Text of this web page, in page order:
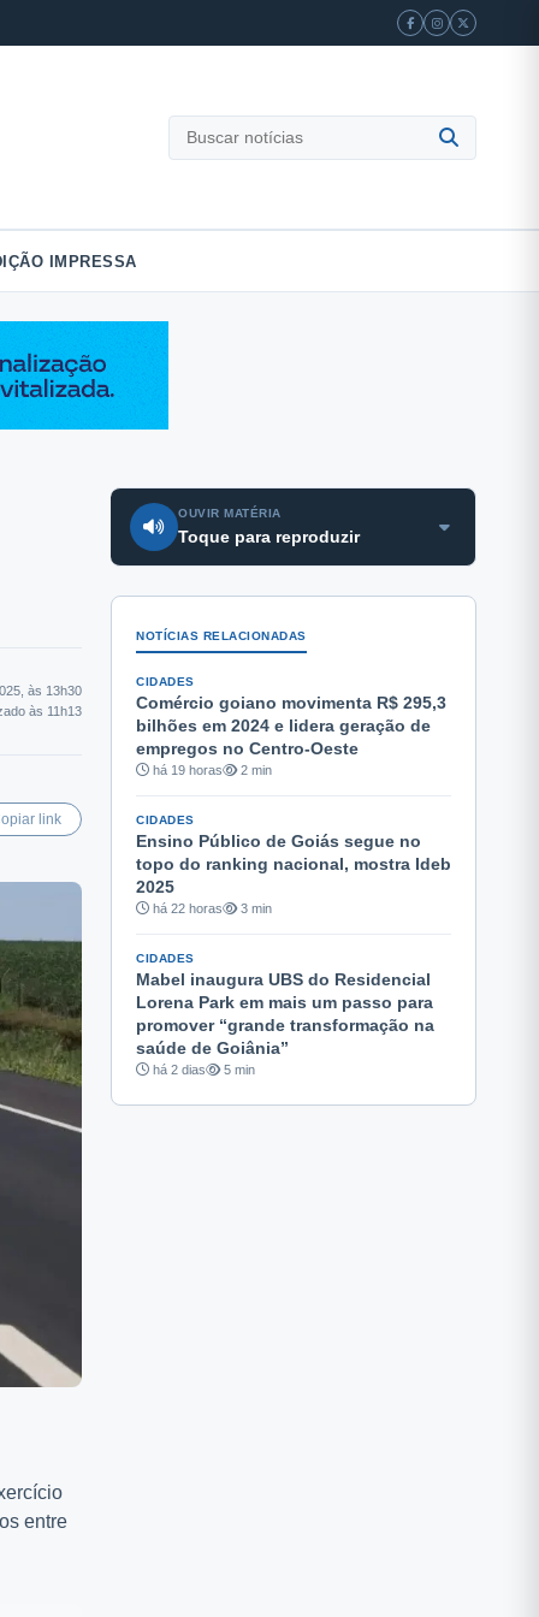
Buscar
IMPRESSA
às 13h30
às 11h13
link
entre
OUVIR MATÉRIA
Toque para reproduzir
NOTÍCIAS RELACIONADAS
CIDADES
Comércio goiano movimenta R$ 295,3
bilhões em 2024 e lidera geração de
empregos no Centro-Oeste
há 19 horas 2 min
CIDADES
Ensino Público de Goiás segue no
topo do ranking nacional, mostra Ideb
2025
há 22 horas 3 min
CIDADES
Mabel inaugura UBS do Residencial
Lorena Park em mais um passo para
promover “grande transformação na
saúde de Goiânia”
há 2 dias 5 min